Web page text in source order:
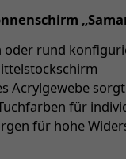
oder rund
Acrylgewebe
für
für hohe